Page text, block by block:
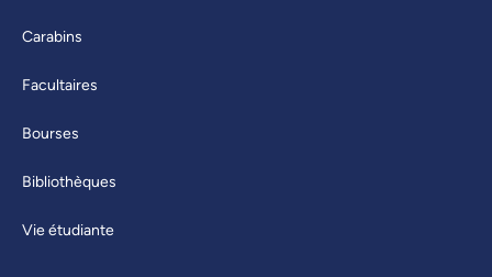
Carabins
Facultaires
Bourses
Bibliothèques
Vie étudiante